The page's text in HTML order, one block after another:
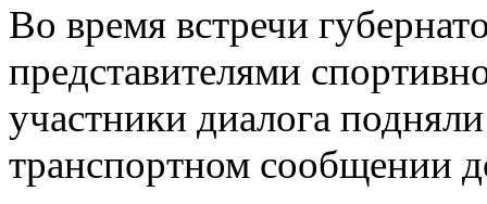
Во время встречи
представителями
участники диалога
транспортном сообщении